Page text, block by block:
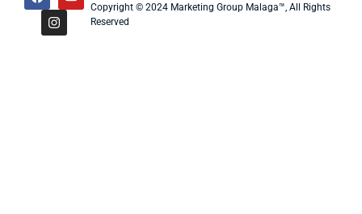
Copyright © 2024 Marketing Group Malaga™, All Rights
Reserved